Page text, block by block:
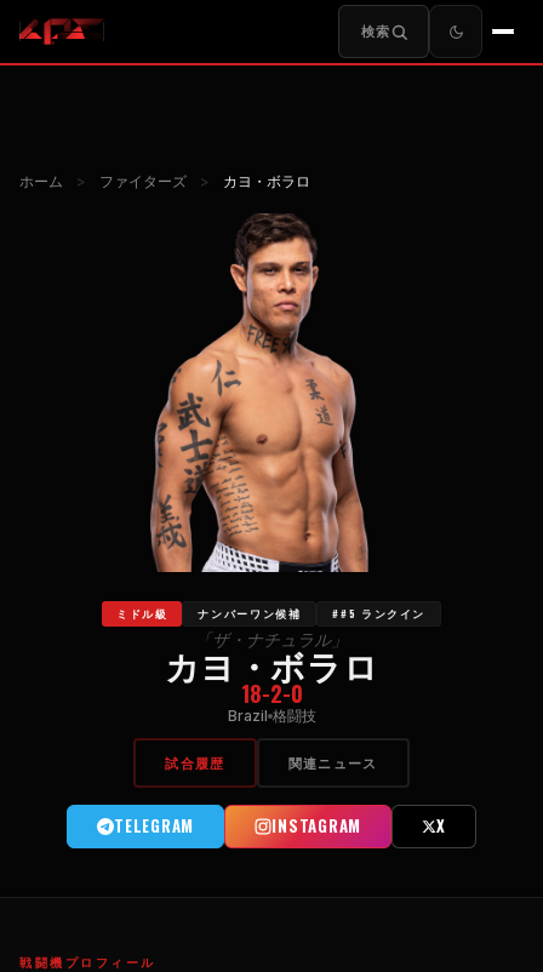
検索
ホーム > ファイターズ > カヨ・ボラロ
ミドル級 ナンバーワン候補 ##5 ランクイン
「ザ・ナチュラル」
カヨ・ボラロ
18-2-0
Brazil 格闘技
試合履歴 関連ニュース
TELEGRAM INSTAGRAM X
戦闘機プロフィール